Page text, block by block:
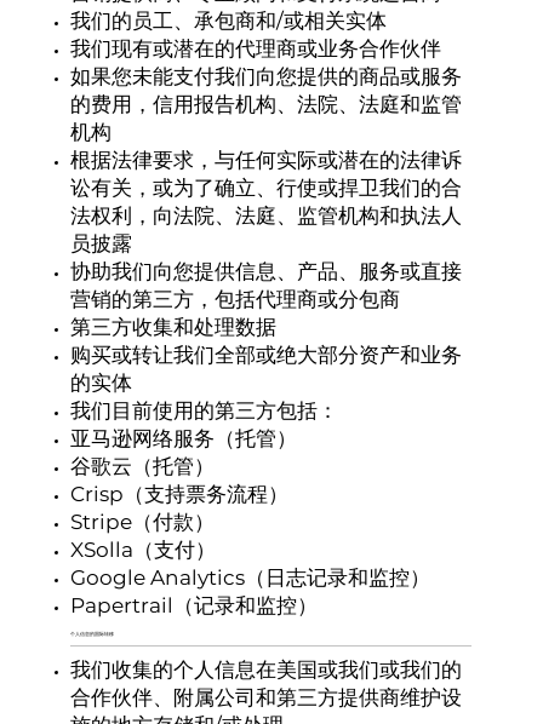
我们的员工、承包商和/或相关实体
我们现有或潜在的代理商或业务合作伙伴
如果您未能支付我们向您提供的商品或服务
的费用，信用报告机构、法院、法庭和监管
机构
根据法律要求，与任何实际或潜在的法律诉
讼有关，或为了确立、行使或捍卫我们的合
法权利，向法院、法庭、监管机构和执法人
员披露
协助我们向您提供信息、产品、服务或直接
营销的第三方，包括代理商或分包商
第三方收集和处理数据
购买或转让我们全部或绝大部分资产和业务
的实体
我们目前使用的第三方包括：
亚马逊网络服务（托管）
谷歌云（托管）
Crisp（支持票务流程）
Stripe（付款）
XSolla（支付）
Google Analytics（日志记录和监控）
Papertrail（记录和监控）
个人信息的国际转移
我们收集的个人信息在美国或我们或我们的
合作伙伴、附属公司和第三方提供商维护设